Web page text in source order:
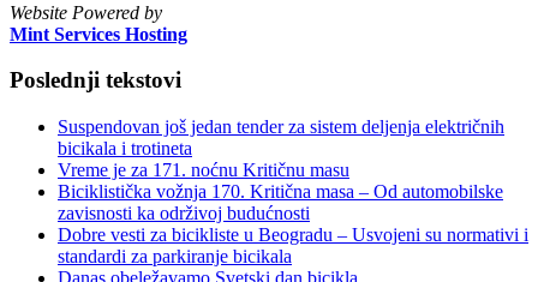
Website Powered by
Mint Services Hosting
Poslednji tekstovi
Suspendovan još jedan tender za sistem deljenja električnih
bicikala i trotineta
Vreme je za 171. noćnu Kritičnu masu
Biciklistička vožnja 170. Kritična masa – Od automobilske
zavisnosti ka održivoj budućnosti
Dobre vesti za bicikliste u Beogradu – Usvojeni su normativi i
standardi za parkiranje bicikala